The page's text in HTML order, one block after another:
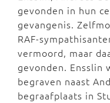
gevonden in hun
gevangenis.
RAF-
vermoord, maar
gevonden. Ensslin
begraven naast
begraafplaats in